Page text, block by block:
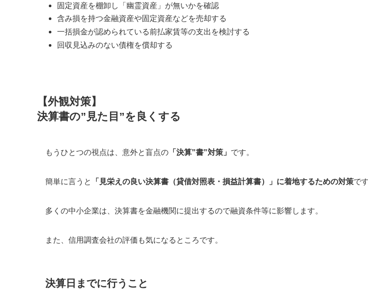
固定資産を棚卸し「幽霊資産」が無いかを確認
含み損を持つ金融資産や固定資産などを売却する
一括損金が認められている前払家賃等の支出を検討する
回収見込みのない債権を償却する
【外観対策】
決算書の”見た目”を良くする
もうひとつの視点は、意外と盲点の 「決算”書”対策」 です。
簡単に言うと 「見栄えの良い決算書（貸借対照表・損益計算書）」に着地するための対策です
多くの中小企業は、決算書を金融機関に提出するので融資条件等に影響します。
また、信用調査会社の評価も気になるところです。
決算日までに行うこと